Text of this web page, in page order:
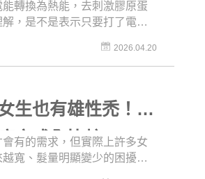
轉換為熱能，去刺激膠原蛋
，是不是表示只要打了電
提升肌膚緊實度與細緻度，
失，或是能夠明顯改善臉部
合理期待喔！而且不同電波
次《名醫問診室》就是要介
的「無雙電波」，讓醫師用
的作用機制與改善範圍，並
到理想的保養效果吧！
2026.04.20
生也有雄性禿！藥
方式全比較
有的需求，但實際上許多女
寬、髮量明顯變少的困擾，